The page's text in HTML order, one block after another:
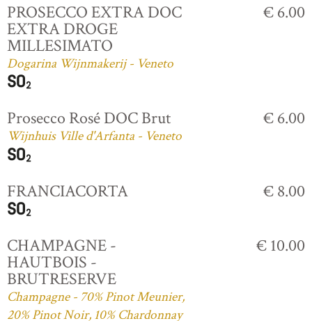
PROSECCO EXTRA DOC
EXTRA DROGE
MILLESIMATO
Dogarina Wijnmakerij - Veneto
€ 6.00
Prosecco Rosé DOC Brut
Wijnhuis Ville d'Arfanta - Veneto
€ 6.00
FRANCIACORTA € 8.00
CHAMPAGNE -
HAUTBOIS -
BRUTRESERVE
Champagne - 70% Pinot Meunier,
20% Pinot Noir, 10% Chardonnay
€ 10.00